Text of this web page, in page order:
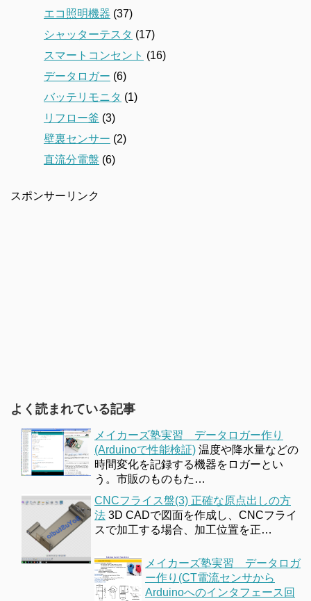
エコ照明機器 (37)
シャッターテスタ (17)
スマートコンセント (16)
データロガー (6)
バッテリモニタ (1)
リフロー釜 (3)
壁裏センサー (2)
直流分電盤 (6)
スポンサーリンク
よく読まれている記事
メイカーズ塾実習 データロガー作り
(Arduinoで性能検証) 温度や降水量などの
時間変化を記録する機器をロガーとい
う。市販のものもた…
CNCフライス盤(3) 正確な原点出しの方
法 3D CADで図面を作成し、CNCフライ
スで加工する場合、加工位置を正…
メイカーズ塾実習 データロガ
ー作り(CT電流センサから
Arduinoへのインタフェース回